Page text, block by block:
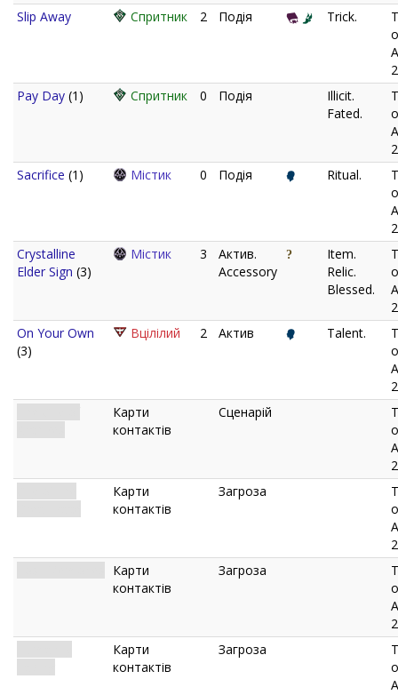
Slip Away
Спритник 2 Подія Trick.
Pay Day (1) Спритник 0 Подія
Illicit.
Fated.
Sacrifice (1) Містик 0 Подія Ritual.
Crystalline
Elder Sign (3)
Містик 3
Актив.
Accessory
Item.
Relic.
Blessed.
On Your Own
(3)
Вцілілий 2 Актив Talent.
Карти
контактів
Сценарій
Карти
контактів
Загроза
Карти
контактів
Загроза
Карти
контактів
Загроза